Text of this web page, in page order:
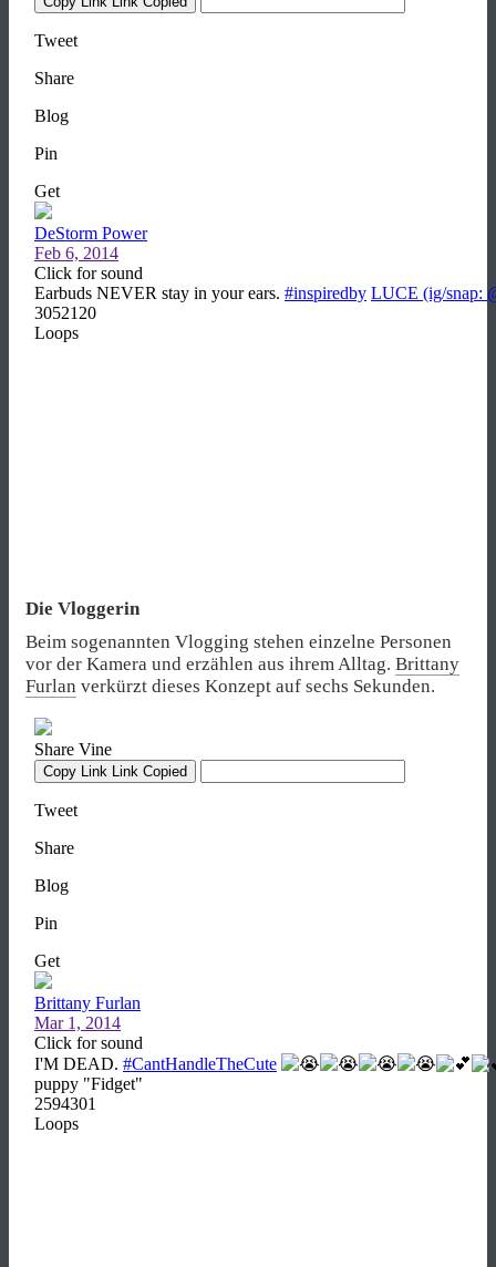
Die Vloggerin
Beim sogenannten Vlogging stehen einzelne Personen
vor der Kamera und erzählen aus ihrem Alltag. Brittany
Furlan verkürzt dieses Konzept auf sechs Sekunden.